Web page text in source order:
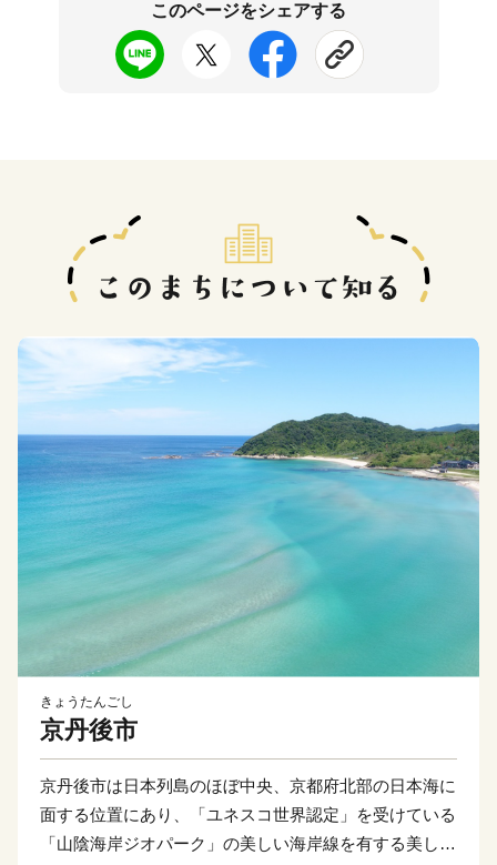
このページをシェアする
きょうたんごし
京丹後市
京丹後市は日本列島のほぼ中央、京都府北部の日本海に
面する位置にあり、「ユネスコ世界認定」を受けている
「山陰海岸ジオパーク」の美しい海岸線を有する美しい